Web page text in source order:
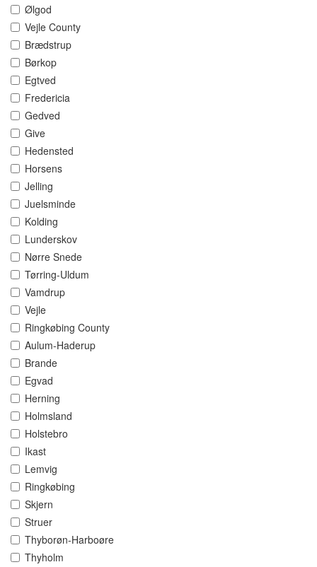
Ølgod
Vejle County
Brædstrup
Børkop
Egtved
Fredericia
Gedved
Give
Hedensted
Horsens
Jelling
Juelsminde
Kolding
Lunderskov
Nørre Snede
Tørring-Uldum
Vamdrup
Vejle
Ringkøbing County
Aulum-Haderup
Brande
Egvad
Herning
Holmsland
Holstebro
Ikast
Lemvig
Ringkøbing
Skjern
Struer
Thyborøn-Harboøre
Thyholm